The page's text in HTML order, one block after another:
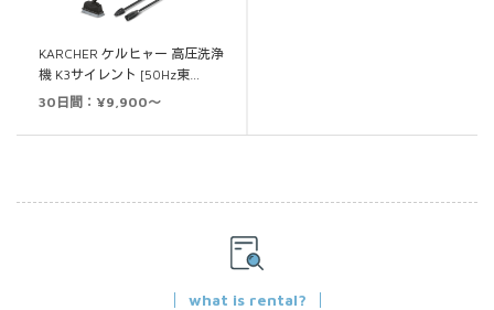
KARCHER ケルヒャー 高圧洗浄
機 K3サイレント [50Hz東…
30日間：¥9,900～
what is rental?